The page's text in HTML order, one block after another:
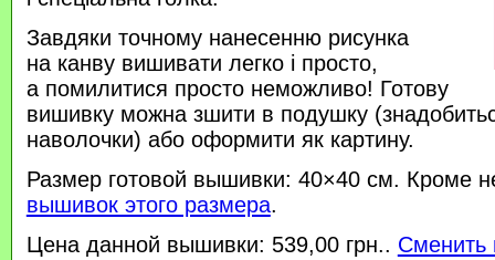
Завдяки точному нанесенню рисунка
на канву вишивати легко і просто,
а помилитися просто неможливо! Готову
вишивку можна зшити в подушку
наволочки) або оформити як картину.
Размер готовой вышивки: 40×40 см. Кроме
вышивок этого размера.
Цена данной вышивки: 539,00 грн.. Сменить